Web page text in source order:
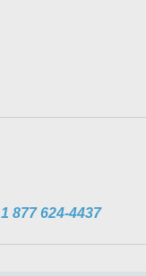
1 877 624-4437